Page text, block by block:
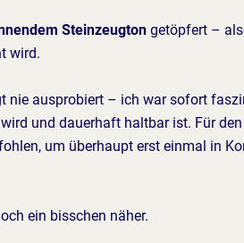
Steinzeugton getöpfert –
wird.
nie ausprobiert – ich war sofort
und dauerhaft haltbar ist. Für
um überhaupt erst einmal in
ein bisschen näher.